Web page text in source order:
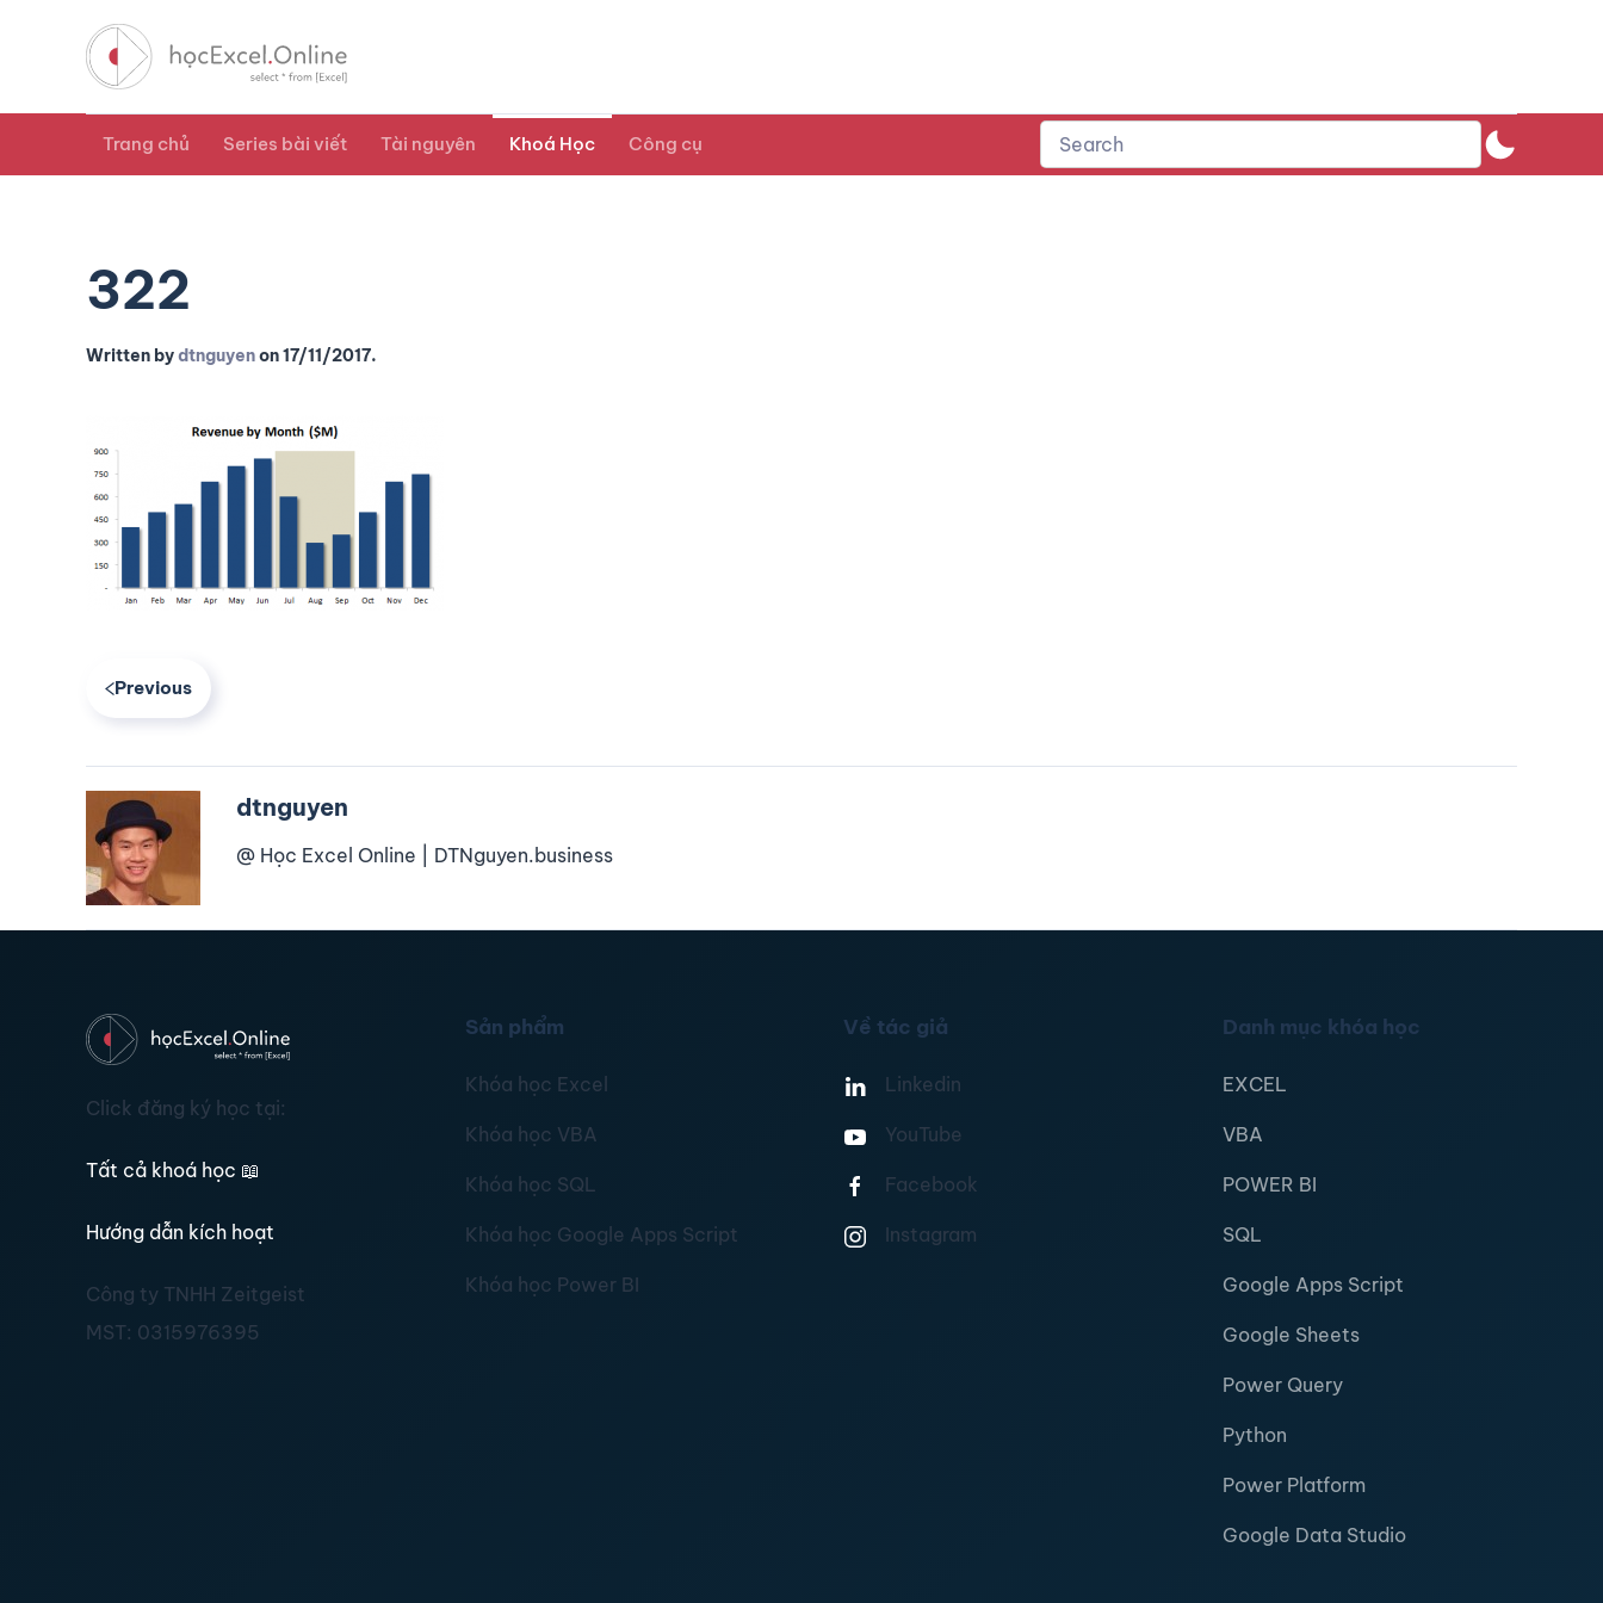
Trang chủ Series bài viết Tài nguyên Khoá Học Công cụ
322
Written bydtnguyenon17/11/2017.
Previous
dtnguyen
@ Học Excel Online | DTNguyen.business
Click đăng ký học tại:
Tất cả khoá học 📖
Hướng dẫn kích hoạt
Công ty TNHH Zeitgeist
MST: 0315976395
Sản phẩm
Khóa học Excel
Khóa học VBA
Khóa học SQL
Khóa học Google Apps Script
Khóa học Power BI
Về tác giả
Linkedin
YouTube
Facebook
Instagram
Danh mục khóa học
EXCEL
VBA
POWER BI
SQL
Google Apps Script
Google Sheets
Power Query
Python
Power Platform
Google Data Studio